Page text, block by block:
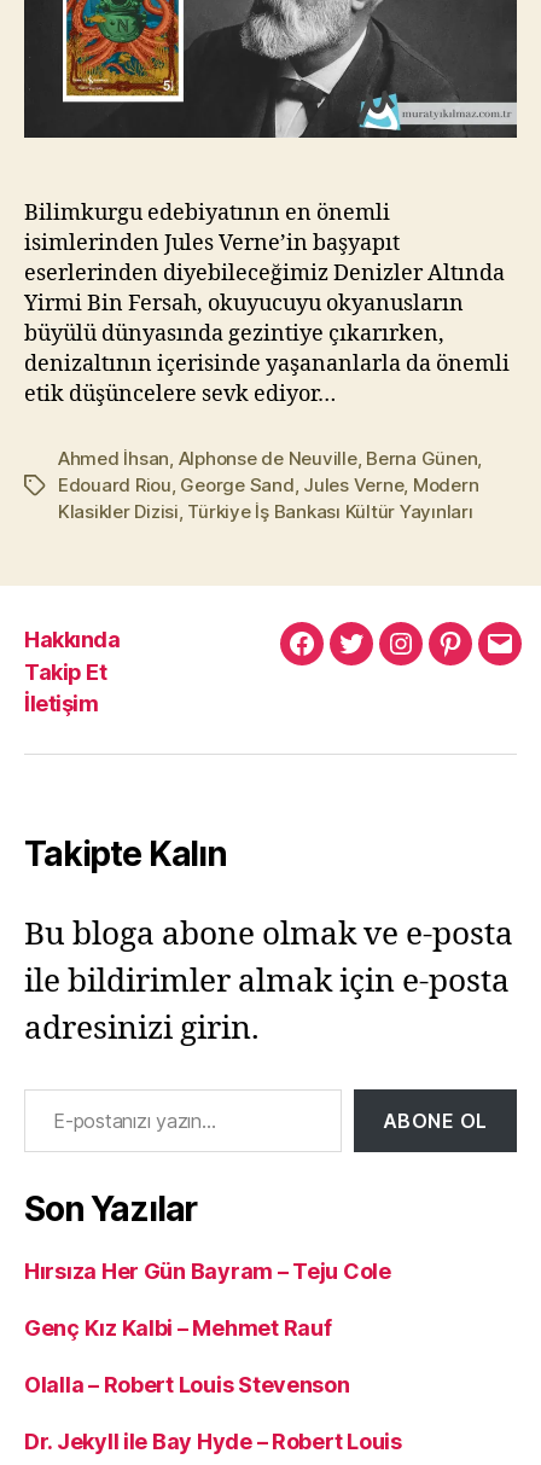
Bilimkurgu edebiyatının en önemli
isimlerinden Jules Verne’in başyapıt
eserlerinden diyebileceğimiz Denizler Altında
Yirmi Bin Fersah, okuyucuyu okyanusların
büyülü dünyasında gezintiye çıkarırken,
denizaltının içerisinde yaşananlarla da önemli
etik düşüncelere sevk ediyor…
Etiketler
Ahmed İhsan, Alphonse de Neuville, Berna Günen,
Edouard Riou, George Sand, Jules Verne, Modern
Klasikler Dizisi, Türkiye İş Bankası Kültür Yayınları
Hakkında
Takip Et
İletişim
MuratMuratMuratPinterest
Takipte Kalın
Bu bloga abone olmak ve e-posta
ile bildirimler almak için e-posta
adresinizi girin.
E-postanızı yazın…
ABONE OL
Son Yazılar
Hırsıza Her Gün Bayram – Teju Cole
Genç Kız Kalbi – Mehmet Rauf
Olalla – Robert Louis Stevenson
Dr. Jekyll ile Bay Hyde – Robert Louis